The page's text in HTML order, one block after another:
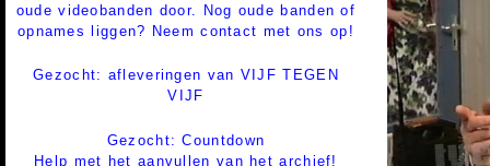
oude videobanden door. Nog oude banden of
opnames liggen? Neem contact met ons op!
Gezocht: afleveringen van VIJF TEGEN
VIJF
Gezocht: Countdown
Help met het aanvullen van het archief!